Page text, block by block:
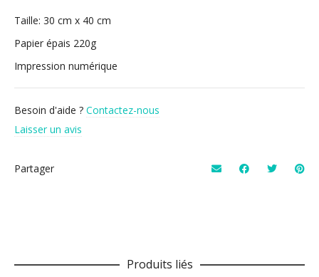
Taille: 30 cm x 40 cm
Papier épais 220g
Impression numérique
Besoin d'aide ? Contactez-nous
Laisser un avis
Partager
Produits liés